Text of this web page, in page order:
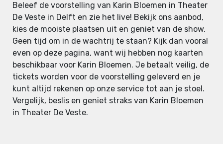
Beleef de voorstelling van Karin Bloemen in Theater
De Veste in Delft en zie het live! Bekijk ons aanbod,
kies de mooiste plaatsen uit en geniet van de show.
Geen tijd om in de wachtrij te staan? Kijk dan vooral
even op deze pagina, want wij hebben nog kaarten
beschikbaar voor Karin Bloemen. Je betaalt veilig, de
tickets worden voor de voorstelling geleverd en je
kunt altijd rekenen op onze service tot aan je stoel.
Vergelijk, beslis en geniet straks van Karin Bloemen
in Theater De Veste.